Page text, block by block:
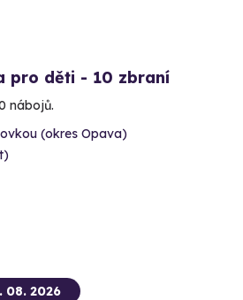
pro děti - 10 zbraní
nábojů.
(okres Opava)
08. 2026